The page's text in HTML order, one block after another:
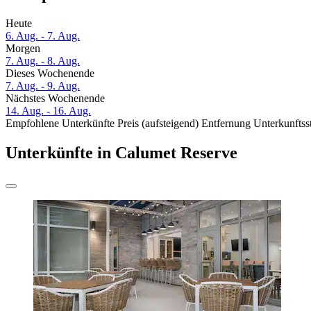
Heute
6. Aug. - 7. Aug.
Morgen
7. Aug. - 8. Aug.
Dieses Wochenende
7. Aug. - 9. Aug.
Nächstes Wochenende
14. Aug. - 16. Aug.
Empfohlene Unterkünfte Preis (aufsteigend) Entfernung
Unterkünfte in Calumet Reserve